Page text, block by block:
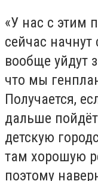
«У нас с этим
сейчас
вообще уйдут
что мы
Получается,
дальше
детскую
там хорошую
поэтому